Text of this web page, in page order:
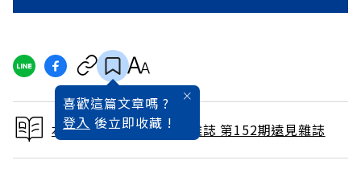
喜歡這篇文章嗎 ?
登入 後立即收藏 !
本文出自 1999 / 2月號雜誌 第152期遠見雜誌